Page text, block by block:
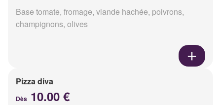
Base tomate, fromage, viande hachée, poivrons,
champignons, olives
Pizza diva
Dès 10.00 €